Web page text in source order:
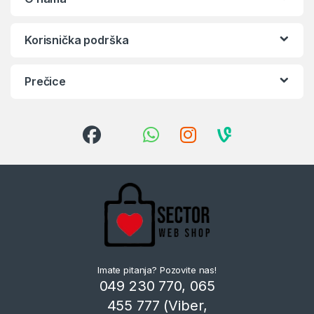
Korisnička podrška
Prečice
Imate pitanja? Pozovite nas!
049 230 770, 065
455 777 (Viber,